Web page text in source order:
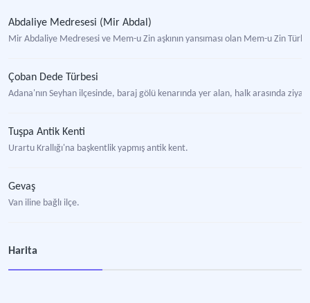
Abdaliye Medresesi (Mir Abdal)
Mir Abdaliye Medresesi ve Mem-u Zin aşkının yansıması olan Mem-u Zin
Çoban Dede Türbesi
Adana'nın Seyhan ilçesinde, baraj gölü kenarında yer alan, halk arasında
Tuşpa Antik Kenti
Urartu Krallığı'na başkentlik yapmış antik kent.
Gevaş
Van iline bağlı ilçe.
Harita